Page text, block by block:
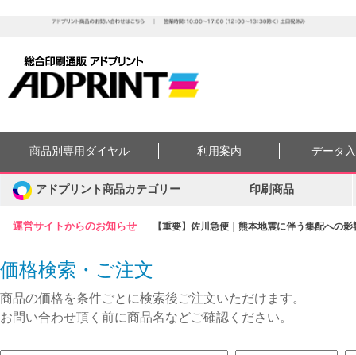
運営サイトからのお知らせ 【重要】佐川急便｜熊本地震に伴う集配への
商品別専用ダイヤル 利用案内 データ
アドプリント商品カテゴリー 印刷商品
価格検索・ご注文
商品の価格を条件ごとに検索後ご注文いただけます。
お問い合わせ頂く前に商品名などご確認ください。